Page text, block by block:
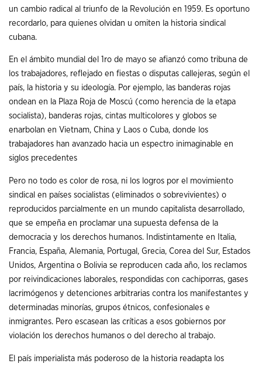
un cambio radical al triunfo de la Revolución en 1959. Es oportuno
recordarlo, para quienes olvidan u omiten la historia sindical
cubana.
En el ámbito mundial del 1ro de mayo se afianzó como tribuna de
los trabajadores, reflejado en fiestas o disputas callejeras, según el
país, la historia y su ideología. Por ejemplo, las banderas rojas
ondean en la Plaza Roja de Moscú (como herencia de la etapa
socialista), banderas rojas, cintas multicolores y globos se
enarbolan en Vietnam, China y Laos o Cuba, donde los
trabajadores han avanzado hacia un espectro inimaginable en
siglos precedentes
Pero no todo es color de rosa, ni los logros por el movimiento
sindical en países socialistas (eliminados o sobrevivientes) o
reproducidos parcialmente en un mundo capitalista desarrollado,
que se empeña en proclamar una supuesta defensa de la
democracia y los derechos humanos. Indistintamente en Italia,
Francia, España, Alemania, Portugal, Grecia, Corea del Sur, Estados
Unidos, Argentina o Bolivia se reproducen cada año, los reclamos
por reivindicaciones laborales, respondidas con cachiporras, gases
lacrimógenos y detenciones arbitrarias contra los manifestantes y
determinadas minorías, grupos étnicos, confesionales e
inmigrantes. Pero escasean las críticas a esos gobiernos por
violación los derechos humanos o del derecho al trabajo.
El país imperialista más poderoso de la historia readapta los